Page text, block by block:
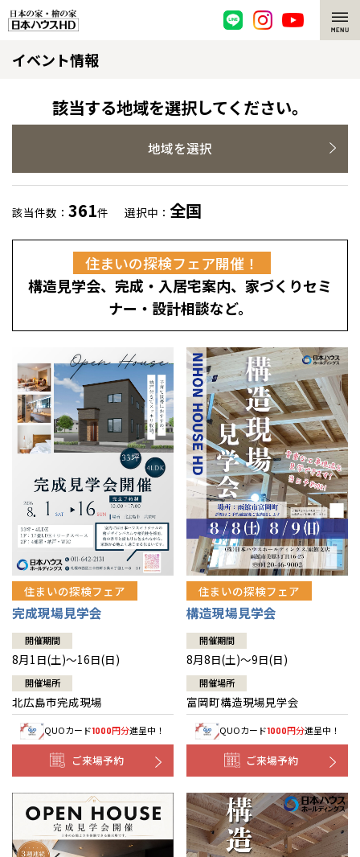
脱炭素・檜の家
環境にやさしい、脱炭素社会の住宅
耐震構造
高耐久住宅
高断熱・高気密の家
エネルギー自給自足
感謝訪問・長期保証
直営工事
1メーターモジュール
冷暖房標準装備
24時間対応コールセンター
デザイン賞各種受賞
セントラルヒーティング
選ばれる理由
檜の魅力 トップ
檜と日本人
1000年を超えて生きる檜
知られざる檜の効果・作用
理想の木材「檜」
注文住宅
グレートステージ
平屋の家
外観・インテリア集
暮らし方提案
住まいのコラム
住まいのお手入れ集
リフォーム トップ
選ばれる理由
リフォームの流れ
介護保険利用で快適リフォーム
賃貸併用住宅のメリット
安心のサポートシステム
展示場案内
分譲住宅・土地
分譲マンション
分譲マンション トップ
ワザックとは
高い信頼性
安心の管理体制
ギャラリー
会社情報
会社情報 トップ
ニュースリリース
代表ごあいさつ
企業理念
会社概要
事業部紹介
IR情報
木材調達指針
お問い合わせ
会員サイト
イベント情報
該当する地域を選択してください。
地域を選択
該当件数： 361件 選択中： 全国
住まいの探検フェア開催！
構造見学会、完成・入居宅案内、家づくりセミ
ナー・設計相談など。
住まいの探検フェア
完成現場見学会
開催期間
8月1日(土)～16日(日)
開催場所
北広島市完成現場
QUOカード1000円分進呈中！
ご来場予約
住まいの探検フェア
構造現場見学会
開催期間
8月8日(土)～9日(日)
開催場所
富岡町構造現場見学会
QUOカード1000円分進呈中！
ご来場予約